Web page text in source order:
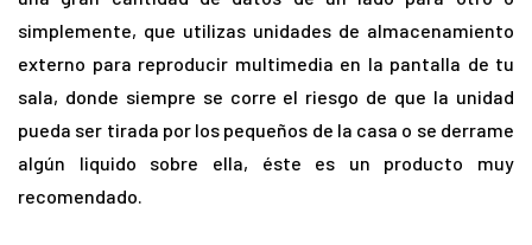
simplemente, que utilizas unidades de almacenamiento
externo para reproducir multimedia en la pantalla de tu
sala, donde siempre se corre el riesgo de que la unidad
pueda ser tirada por los pequeños de la casa o se derrame
algún liquido sobre ella, éste es un producto muy
recomendado.